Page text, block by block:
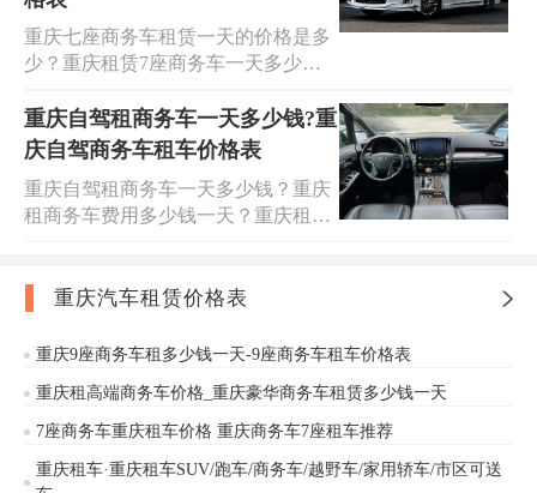
捷，并可提供上门送车和取车等服
务。
服务,分享重庆别克商务租车价格表大
全,提供公司租车、个人租车商务用
车、贵宾接送、嫁娶婚车、机场接
车，商务短租/长租服务（弹性租
期），带司机的长短租服务，礼宾定
7座汽车包车豪华版会议接待接机用
车实时报价。
重庆七座商务车租赁一天的价格是多
少？重庆租赁7座商务车一天多少
全的MPV商务车租车服务，价格实
惠。无论是重庆7座商务车的长短租
旅游包车、公司班车还是婚庆用车，
我们都是您身边的出行专家。请查看
诺、威庭/豪华款别克商务和经典款别
问讯接待，方便快捷，并可提供上门
送车和上门取车等服务。
重庆自驾租商务车一天多少钱?重
庆自驾商务车租车价格表
重庆自驾租商务车一天多少钱？重庆
租商务车费用多少钱一天？重庆租一
的出行专家！我们提供车型齐全/价格
车价格大全，您还可以免费查询重庆
车辆种类齐全，重庆商务车租赁:丰田
埃尔法、考斯特、奔驰V26、唯雅
华款别克商务，经典款别克商务。
重庆汽车租赁价格表
重庆9座商务车租多少钱一天-9座商务车租车价格表
重庆租高端商务车价格_重庆豪华商务车租赁多少钱一天
7座商务车重庆租车价格 重庆商务车7座租车推荐
重庆租车·重庆租车SUV/跑车/商务车/越野车/家用轿车/市区可送